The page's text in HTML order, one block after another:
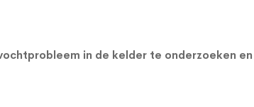
in de kelder te onderzoeken